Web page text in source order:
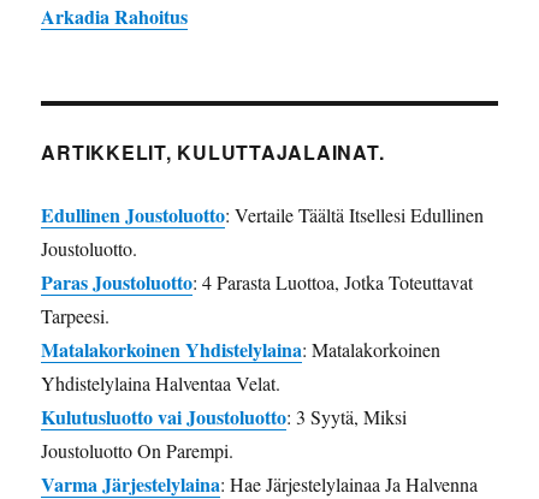
Arkadia Rahoitus
ARTIKKELIT, KULUTTAJALAINAT.
Edullinen Joustoluotto: Vertaile Täältä Itsellesi Edullinen
Joustoluotto.
Paras Joustoluotto: 4 Parasta Luottoa, Jotka Toteuttavat
Tarpeesi.
Matalakorkoinen Yhdistelylaina: Matalakorkoinen
Yhdistelylaina Halventaa Velat.
Kulutusluotto vai Joustoluotto: 3 Syytä, Miksi
Joustoluotto On Parempi.
Varma Järjestelylaina: Hae Järjestelylainaa Ja Halvenna